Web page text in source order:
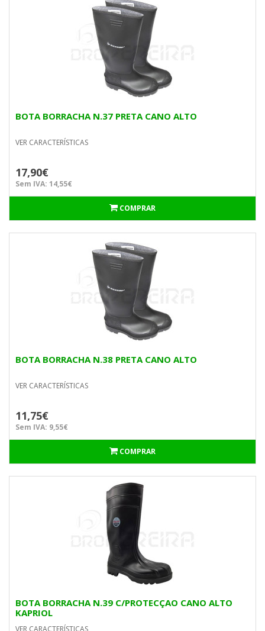
BOTA BORRACHA N.37 PRETA CANO ALTO
VER CARACTERÍSTICAS
17,90€
Sem IVA: 14,55€
COMPRAR
BOTA BORRACHA N.38 PRETA CANO ALTO
VER CARACTERÍSTICAS
11,75€
Sem IVA: 9,55€
COMPRAR
BOTA BORRACHA N.39 C/PROTECÇAO CANO ALTO
KAPRIOL
VER CARACTERÍSTICAS